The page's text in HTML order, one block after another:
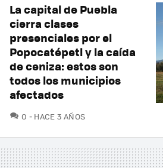
La capital de Puebla
cierra clases
presenciales por el
Popocatépetl y la caída
de ceniza: estos son
todos los municipios
afectados
0 COMENTARIOS
HACE 3 AÑOS